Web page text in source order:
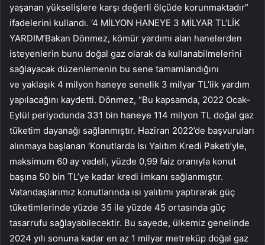
yaşanan yükselişlere karşı değerli ölçüde korunmaktadır”
ifadelerini kullandı. ‘4 MİLYON HANEYE 3 MİLYAR TL’LİK
YARDIM’Bakan Dönmez, kömür yardımı alan hanelerden
isteyenlerin bunu doğal gaz olarak da kullanabilmelerini
sağlayacak düzenlemenin bu sene tamamlandığını
ve yaklaşık 4 milyon haneye senelik 3 milyar TL’lik yardım
yapılacağını kaydetti. Dönmez, “Bu kapsamda, 2022 Ocak-
Eylül periyodunda 331 bin haneye 114 milyon TL doğal gaz
tüketim dayanağı sağlanmıştır. Haziran 2022’de başvuruları
alınmaya başlanan ‘Konutlarda Isı Yalıtım Kredi Paketi’yle,
maksimum 60 ay vadeli, yüzde 0,99 faiz oranıyla konut
başına 50 bin TL’ye kadar kredi imkanı sağlanmıştır.
Vatandaşlarımız konutlarında ısı yalıtımı yaptırarak güç
tüketimlerinde yüzde 35 ile yüzde 45 ortasında güç
tasarrufu sağlayabilecektir. Bu sayede, ülkemiz genelinde
2024 yılı sonuna kadar en az 1 milyar metreküp doğal gaz